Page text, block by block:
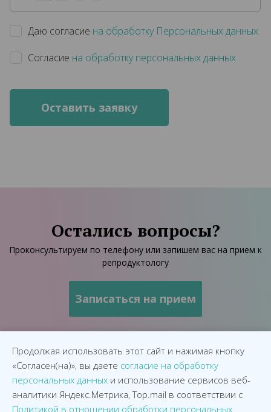
Даю согласие на обработку Персональных данных
Согласие на обработку персональных данных
Остались вопросы?
Проконсультируем по телефону или запишем вас на прием к
репродуктологу
Продолжая использовать этот сайт и нажимая кнопку
«Согласен(на)», вы даете согласие на обработку
персональных данных и использование сервисов веб-
аналитики Яндекс.Метрика, Top.mail в соответствии с
Политикой в отношении обработки персональных